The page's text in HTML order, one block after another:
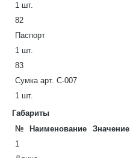
1 шт.
82
Паспорт
1 шт.
83
Сумка арт. С-007
1 шт.
Габариты
№
Наименование
Значение
1